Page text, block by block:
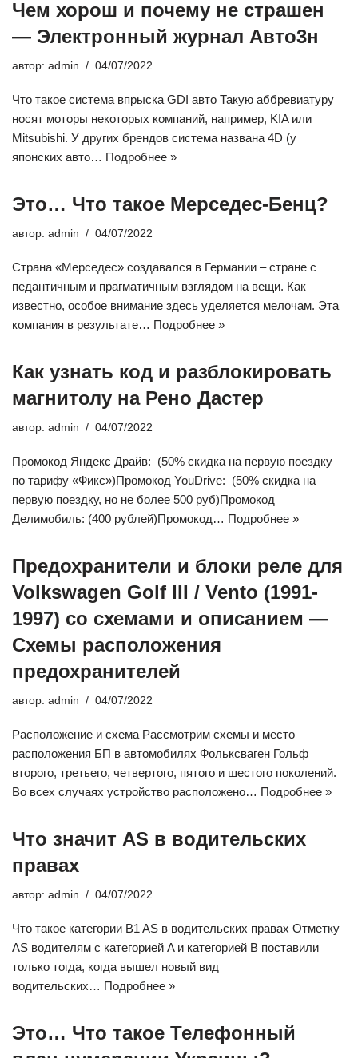
Чем хорош и почему не страшен
— Электронный журнал Авто3н
автор: admin 04/07/2022
Что такое система впрыска GDI авто Такую аббревиатуру
носят моторы некоторых компаний, например, KIA или
Mitsubishi. У других брендов система названа 4D (у
японских авто… Подробнее »
Это… Что такое Мерседес-Бенц?
автор: admin 04/07/2022
Страна «Мерседес» создавался в Германии – стране с
педантичным и прагматичным взглядом на вещи. Как
известно, особое внимание здесь уделяется мелочам. Эта
компания в результате… Подробнее »
Как узнать код и разблокировать
магнитолу на Рено Дастер
автор: admin 04/07/2022
Промокод Яндекс Драйв: (50% скидка на первую поездку
по тарифу «Фикс»)Промокод YouDrive: (50% скидка на
первую поездку, но не более 500 руб)Промокод
Делимобиль: (400 рублей)Промокод… Подробнее »
Предохранители и блоки реле для
Volkswagen Golf III / Vento (1991-
1997) со схемами и описанием —
Схемы расположения
предохранителей
автор: admin 04/07/2022
Расположение и схема Рассмотрим схемы и место
расположения БП в автомобилях Фольксваген Гольф
второго, третьего, четвертого, пятого и шестого поколений.
Во всех случаях устройство расположено… Подробнее »
Что значит AS в водительских
правах
автор: admin 04/07/2022
Что такое категории B1 AS в водительских правах Отметку
AS водителям с категорией A и категорией B поставили
только тогда, когда вышел новый вид
водительских… Подробнее »
Это… Что такое Телефонный